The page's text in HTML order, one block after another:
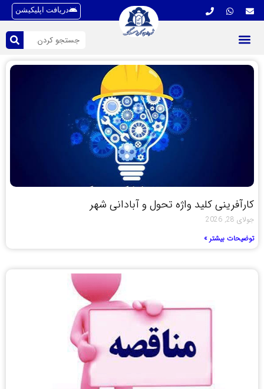
دریافت اپلیکیشن
کارآفرینی کلید واژه تحول و آبادانی شهر
جولای 28, 2026
توضیحات بیشتر »